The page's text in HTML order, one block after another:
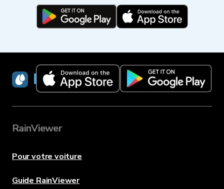
RainViewer
RainViewer
Pour votre voiture
Guide RainViewer